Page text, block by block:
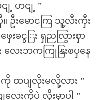
ဟငျ့ ”
ဦးမောငကြ သူ့လီးကှီး
ခငွြး ရှညလြွားစှာ
ေးဘကကြုနြးစပှနေ
ကို ထပျလိုးမလို့လား ”
ေးကိုပဲ လိုးမှာပါ ”